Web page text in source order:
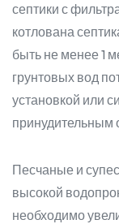
септики с
котлована
быть не менее 1
грунтовых вод
установкой или
принудительным
Песчаные и
высокой
необходимо